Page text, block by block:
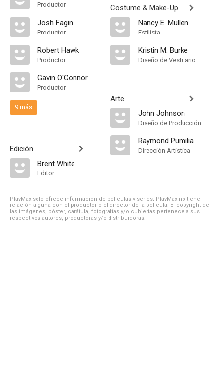
Productor
Josh Fagin
Productor
Robert Hawk
Productor
Gavin O'Connor
Productor
9 más
Edición
Brent White
Editor
Costume & Make-Up
Nancy E. Mullen
Estilista
Kristin M. Burke
Diseño de Vestuario
Arte
John Johnson
Diseño de Producción
Raymond Pumilia
Dirección Artística
PlayMax solo ofrece información de películas y series, PlayMax no tiene
relación alguna con el productor o el director de la película. El copyright de
las imágenes, póster, carátula, fotografías y/o cubiertas pertenece a sus
respectivos autores, productoras y/o distribuidoras.